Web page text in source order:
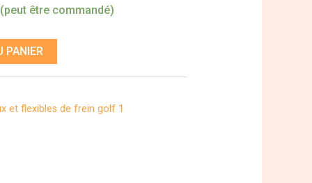
être commandé)
PANIER
et flexibles de frein golf 1